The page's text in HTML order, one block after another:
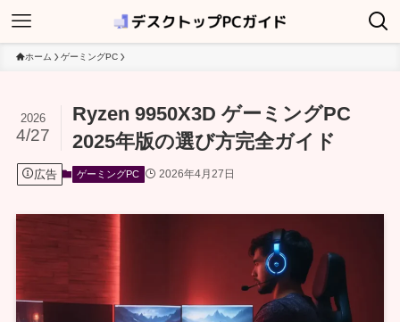
ホーム ゲーミングPC
Ryzen 9950X3D ゲーミングPC
2025年版の選び方完全ガイド
2026
4/27
広告 ゲーミングPC 2026年4月27日